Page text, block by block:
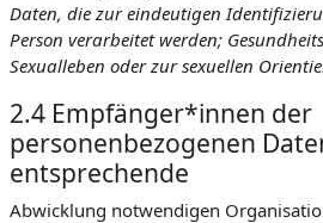
Daten, die zur eindeutigen
Person verarbeitet werden;
Sexualleben oder zur sexuellen
2.4 Empfänger*innen der
personenbezogenen
entsprechende
Abwicklung notwendigen